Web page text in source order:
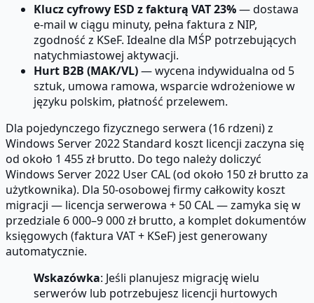
Klucz cyfrowy ESD z fakturą VAT 23%— dostawa
e-mail w ciągu minuty, pełna faktura z NIP,
zgodność z KSeF. Idealne dla MŚP potrzebujących
natychmiastowej aktywacji.
Hurt B2B (MAK/VL)— wycena indywidualna od 5
sztuk, umowa ramowa, wsparcie wdrożeniowe w
języku polskim, płatność przelewem.
Dla pojedynczego fizycznego serwera (16 rdzeni) z
Windows Server 2022 Standard koszt licencji zaczyna się
od około 1 455 zł brutto. Do tego należy doliczyć
Windows Server 2022 User CAL (od około 150 zł brutto za
użytkownika). Dla 50-osobowej firmy całkowity koszt
migracji — licencja serwerowa + 50 CAL — zamyka się w
przedziale 6 000–9 000 zł brutto, a komplet dokumentów
księgowych (faktura VAT + KSeF) jest generowany
automatycznie.
Wskazówka: Jeśli planujesz migrację wielu
serwerów lub potrzebujesz licencji hurtowych